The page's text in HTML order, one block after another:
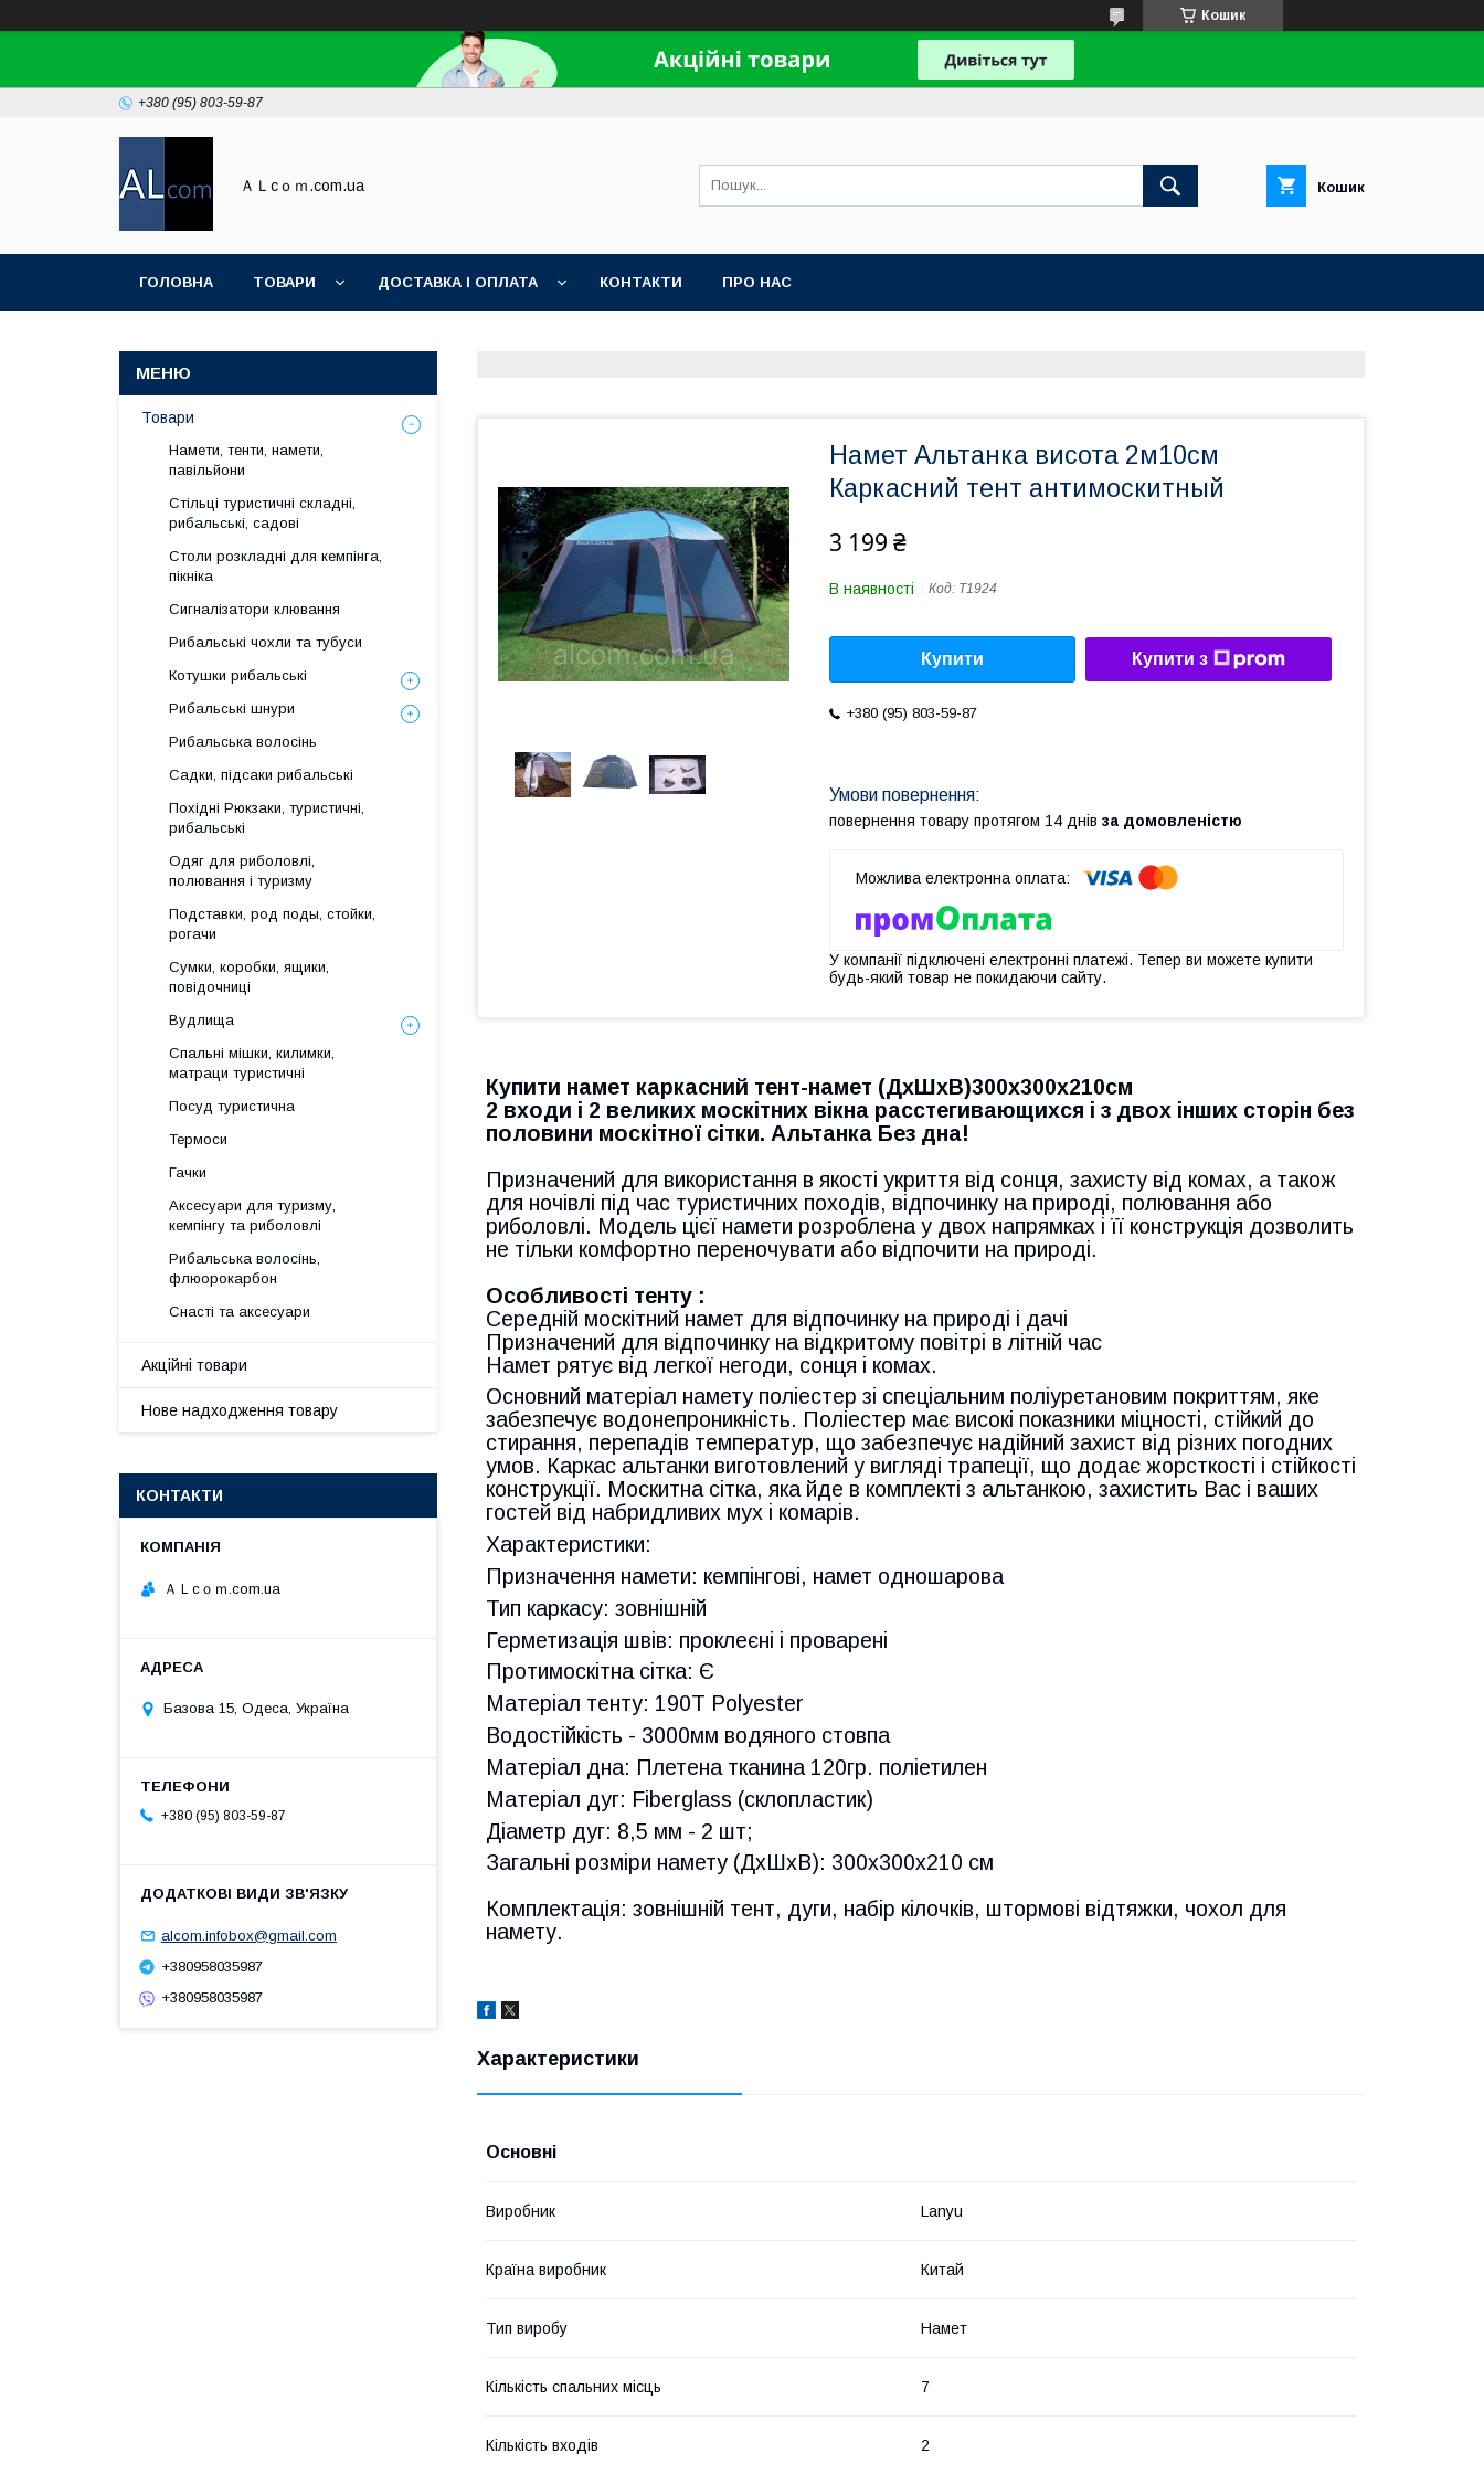
Кошик
+380 (95) 803-59-87
ＡＬcｏｍ.com.ua Кошик
ГОЛОВНА ТОВАРИ ДОСТАВКА І ОПЛАТА КОНТАКТИ ПРО НАС
Намет Альтанка висота 2м10см
Каркасний тент антимоскитный
3 199 ₴
В наявності Код: Т1924
Купити Купити з
+380 (95) 803-59-87
повернення товару протягом 14 днів за домовленістю
У компанії підключені електронні платежі. Тепер ви можете купити
будь-який товар не покидаючи сайту.
Купити намет каркасний тент-намет (ДхШхВ)300х300х210см
2 входи і 2 великих москітних вікна расстегивающихся і з двох інших сторін без
половини москітної сітки. Альтанка Без дна!
Призначений для використання в якості укриття від сонця, захисту від комах, а також
для ночівлі під час туристичних походів, відпочинку на природі, полювання або
риболовлі. Модель цієї намети розроблена у двох напрямках і її конструкція дозволить
не тільки комфортно переночувати або відпочити на природі.
Особливості тенту :
Середній москітний намет для відпочинку на природі і дачі
Призначений для відпочинку на відкритому повітрі в літній час
Намет рятує від легкої негоди, сонця і комах.
Основний матеріал намету поліестер зі спеціальним поліуретановим покриттям, яке
забезпечує водонепроникність. Поліестер має високі показники міцності, стійкий до
стирання, перепадів температур, що забезпечує надійний захист від різних погодних
умов. Каркас альтанки виготовлений у вигляді трапеції, що додає жорсткості і стійкості
конструкції. Москитна сітка, яка йде в комплекті з альтанкою, захистить Вас і ваших
гостей від набридливих мух і комарів.
Характеристики:
Призначення намети: кемпінгові, намет одношарова
Тип каркасу: зовнішній
Герметизація швів: проклеєні і проварені
Протимоскітна сітка: Є
Матеріал тенту: 190T Polyester
Водостійкість - 3000мм водяного стовпа
Матеріал дна: Плетена тканина 120гр. поліетилен
Матеріал дуг: Fiberglass (склопластик)
Діаметр дуг: 8,5 мм - 2 шт;
Загальні розміри намету (ДхШхВ): 300х300х210 см
Комплектація: зовнішній тент, дуги, набір кілочків, штормові відтяжки, чохол для
намету.
Характеристики
Основні
Виробник Lanyu
Країна виробник Китай
Тип виробу Намет
Кількість спальних місць 7
Кількість входів 2
Товари
Намети, тенти, намети,
павільйони
Стільці туристичні складні,
рибальські, садові
Столи розкладні для кемпінга,
пікніка
Сигналізатори клювання
Рибальські чохли та тубуси
Котушки рибальські
Рибальські шнури
Рибальська волосінь
Садки, підсаки рибальські
Похідні Рюкзаки, туристичні,
рибальські
Одяг для риболовлі,
полювання і туризму
Подставки, род поды, стойки,
рогачи
Сумки, коробки, ящики,
повідочниці
Вудлища
Спальні мішки, килимки,
матраци туристичні
Посуд туристична
Термоси
Гачки
Аксесуари для туризму,
кемпінгу та риболовлі
Рибальська волосінь,
флюорокарбон
Снасті та аксесуари
Акційні товари
Нове надходження товару
КОНТАКТИ
ＡＬcｏｍ.com.ua
Базова 15, Одеса, Україна
+380 (95) 803-59-87
alcom.infobox@gmail.com
+380958035987
+380958035987